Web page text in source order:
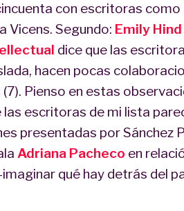
con escritoras como
Vicens. Segundo: Emily Hind
dice que las
hacen pocas
Pienso en estas
escritoras de mi lista
presentadas por Sánchez
Adriana Pacheco en
qué hay detrás del